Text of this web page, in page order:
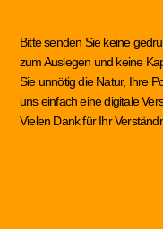
Bitte senden Sie keine
zum Auslegen und keine
Sie unnötig die Natur, Ihre
uns einfach eine digitale
Vielen Dank für Ihr